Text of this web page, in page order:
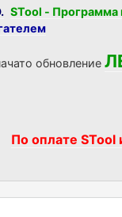
STool - Программа
обновление
По оплате STool